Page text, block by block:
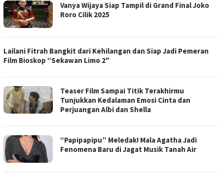
Vanya Wijaya Siap Tampil di Grand Final Joko
Roro Cilik 2025
Lailani Fitrah Bangkit dari Kehilangan dan Siap Jadi Pemeran
Film Bioskop “Sekawan Limo 2″
Teaser Film Sampai Titik Terakhirmu
Tunjukkan Kedalaman Emosi Cinta dan
Perjuangan Albi dan Shella
“Papipapipu” Meledak! Mala Agatha Jadi
Fenomena Baru di Jagat Musik Tanah Air